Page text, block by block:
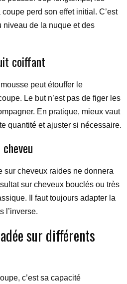
perd son effet initial. C’est
niveau de la nuque et des
coiffant
peut étouffer le
Le but n’est pas de figer les
En pratique, mieux vaut
quantité et ajuster si nécessaire.
sur cheveux raides ne donnera
sur cheveux bouclés ou très
Il faut toujours adapter la
l’inverse.
sur différents
c’est sa capacité